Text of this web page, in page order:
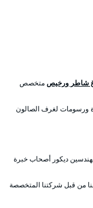
شاطر ورخيصمتخصص
ورسومات لغرف الصالون
ديكور أصحاب خبرة
من قبل شركتنا المتخصصة